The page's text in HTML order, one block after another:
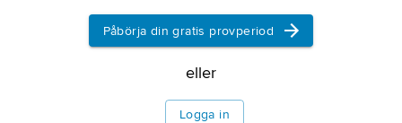
Påbörja din gratis provperiod
eller
Logga in